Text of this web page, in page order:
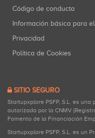
Código de conducta
Información básica para
Privacidad
Política de Cookies
SITIO SEGURO
Startupxplore PSFP, S.L. es
autorizada por la CNMV
Fomento de la Financiación
Startupxplore PSFP, S.L. es un